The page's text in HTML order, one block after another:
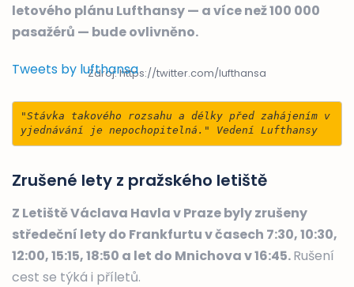
letového plánu Lufthansy — a více než 100 000
pasažérů — bude ovlivněno.
Tweets by lufthansaZdroj: https://twitter.com/lufthansa
"Stávka takového rozsahu a délky před zahájením v
yjednávání je nepochopitelná." Vedení Lufthansy
Zrušené lety z pražského letiště
Z Letiště Václava Havla v Praze byly zrušeny
středeční lety do Frankfurtu v časech 7:30, 10:30,
12:00, 15:15, 18:50 a let do Mnichova v 16:45.Rušení
cest se týká i příletů.